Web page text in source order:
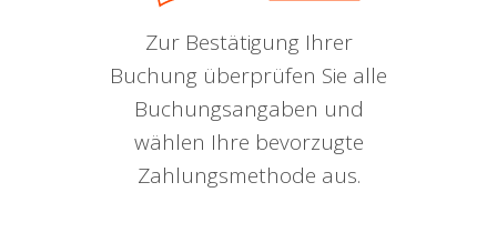
Zur Bestätigung Ihrer
Buchung überprüfen Sie alle
Buchungsangaben und
wählen Ihre bevorzugte
Zahlungsmethode aus.